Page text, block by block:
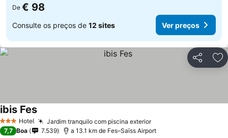
De € 98
Consulte os preços de 12 sites Ver preços
Partilhar
3 EstrelasHotel Jardim tranquilo com piscina exteriorVer preços
ibis FesVer preços
7,7 Boa 7.539 a 13.1 km de Fes–Saïss Airport